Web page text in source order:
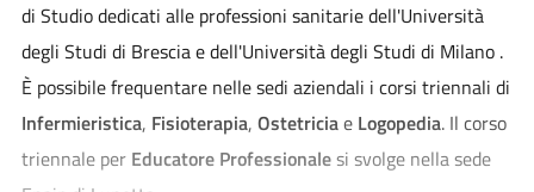
di Studio dedicati alle professioni sanitarie dell'Università
degli Studi di Brescia e dell'Università degli Studi di Milano .
È possibile frequentare nelle sedi aziendali i corsi triennali di
Infermieristica, Fisioterapia, Ostetriciae Logopedia. Il corso
triennale per Educatore Professionalesi svolge nella sede